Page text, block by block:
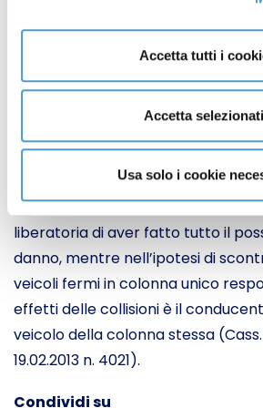
Accetta tutti i
Accetta selezionati
Usa solo i cookie
Tamponamento a catena
Nell’ipotesi di tamponamento a
movimento, v’è una presunzione
veicoli (tamponante e
sull’inosservanza della distanza di
al veicolo antistante, qualora non
liberatoria di aver fatto tutto il
danno, mentre nell’ipotesi di
veicoli fermi in colonna unico
effetti delle collisioni è il
veicolo della colonna stessa (Cass.
19.02.2013 n. 4021).
Condividi su